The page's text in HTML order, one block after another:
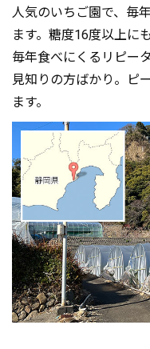
人気のいちご園で、毎
ます。糖度16度以上に
毎年食べにくるリピー
見知りの方ばかり。ピ
ます。